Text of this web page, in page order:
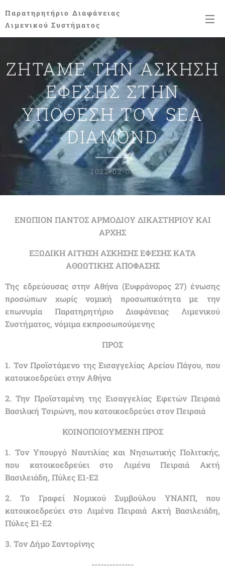
Παρατηρητήριο Διαφάνειας
Λιμενικού Συστήματος
ΖΗΤΑΜΕ ΤΗΝ ΑΣΚΗΣΗ
ΕΦΕΣΗΣ ΣΤΗΝ
ΥΠΟΘΕΣΗ ΤΟΥ SEA
DIAMOND
2022-02-08
ΕΝΩΠΙΟΝ ΠΑΝΤΟΣ ΑΡΜΟΔΙΟΥ ΔΙΚΑΣΤΗΡΙΟΥ ΚΑΙ
ΑΡΧΗΣ
ΕΞΩΔΙΚΗ ΑΙΤΗΣΗ ΑΣΚΗΣΗΣ ΕΦΕΣΗΣ ΚΑΤΑ
ΑΘΩΩΤΙΚΗΣ ΑΠΟΦΑΣΗΣ
Της εδρεύουσας στην Αθήνα (Ευφράνορος 27) ένωσης
προσώπων χωρίς νομική προσωπικότητα με την
επωνυμία Παρατηρητήριο Διαφάνειας Λιμενικού
Συστήματος, νόμιμα εκπροσωπούμενης
ΠΡΟΣ
1. Τον Προϊστάμενο της Εισαγγελίας Αρείου Πάγου, που
κατοικοεδρεύει στην Αθήνα
2. Την Προϊσταμένη της Εισαγγελίας Εφετών Πειραιά
Βασιλική Τσιρώνη, που κατοικοεδρεύει στον Πειραιά
ΚΟΙΝΟΠΟΙΟΥΜΕΝΗ ΠΡΟΣ
1. Τον Υπουργό Ναυτιλίας και Νησιωτικής Πολιτικής,
που κατοικοεδρεύει στο Λιμένα Πειραιά Ακτή
Βασιλειάδη, Πύλες Ε1-Ε2
2. Το Γραφεί Νομικού Συμβούλου ΥΝΑΝΠ, που
κατοικοεδρεύει στο Λιμένα Πειραιά Ακτή Βασιλειάδη,
Πύλες Ε1-Ε2
3. Τον Δήμο Σαντορίνης